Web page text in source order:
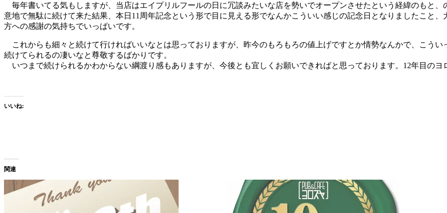
毎年書いてる気もしますが、当店はエイプリルフールの日に冗談みたいな店を勢いでオープンさせたという経緯のもと
意地で無駄に続けて来た結果、本日11周年記念という形で目に見える形でなんかこういい感じの記念日となりましたこと
方への感謝の気持ちでいっぱいです。
これからも細々と続けて行ければいいなとは思っておりますが、昨今のもろもろの値上げですとか情勢なんかで、こう
続けてられるの凄いなと尊敬するばかりです。
いつまで続けられるかわからない綱渡り感もありますが、今後とも宜しくお願いできればと思っております。12年目のヨ
いいね:
関連